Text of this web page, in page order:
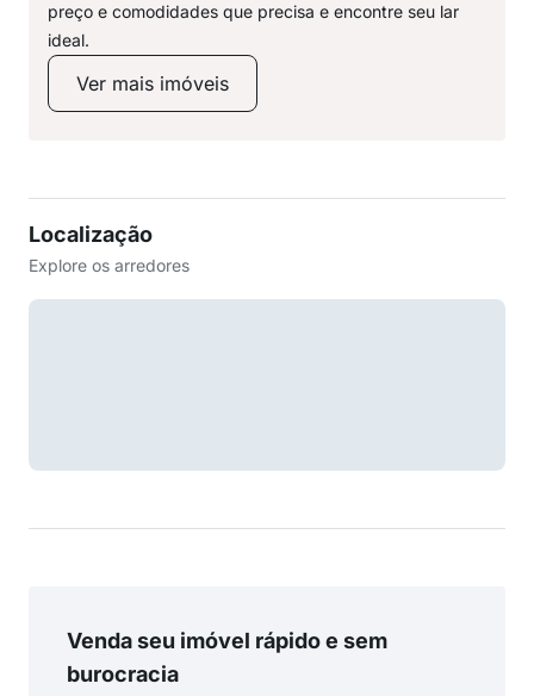
preço e comodidades que precisa e encontre seu lar
ideal.
Ver mais imóveis
Localização
Explore os arredores
Venda seu imóvel rápido e sem
burocracia